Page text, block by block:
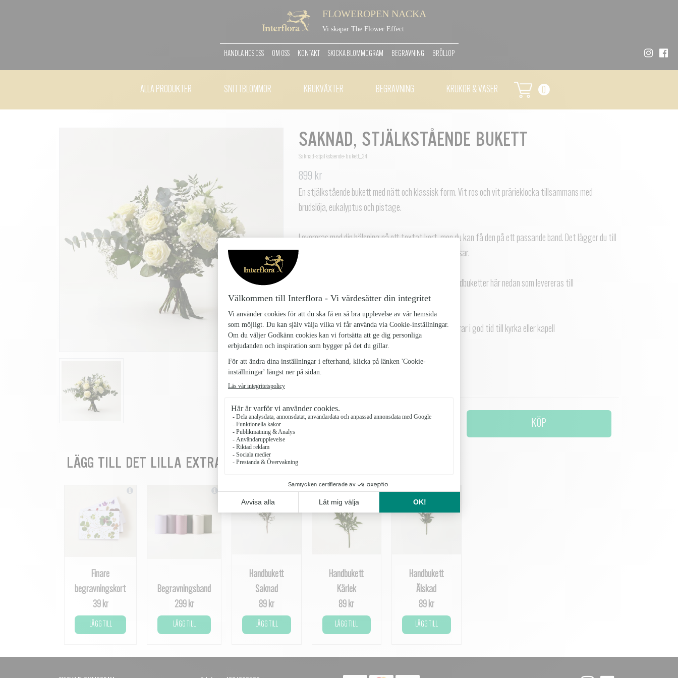
FLOWEROPEN NACKA
Vi skapar The Flower Effect
HANDLA HOS OSS OM OSS KONTAKT SKICKA BLOMMOGRAM BEGRAVNING BRÖLLOP
ALLA PRODUKTER SNITTBLOMMOR KRUKVÄXTER BEGRAVNING KRUKOR & VASER 0
SAKNAD, STJÄLKSTÅENDE BUKETT
Saknad-stjalkstaende-bukett_34
899 kr
En stjälkstående bukett med nätt och klassisk form. Vit ros och vit prärieklocka tillsammans med
brudslöja, eukalyptus och pistage.
Levereras med din hälsning på ett textat kort, men du kan få den på ett passande band. Det lägger du till
som tillval här nedan och butiken väljer färg som passar.
Om du närvarar på begravningen, kan du beställa handbuketter här nedan som levereras till
begravningsplatsen.
Beställ senast 2 dagar innan begravningen. Vi levererar i god tid till kyrka eller kapell
Antal
KÖP
LÄGG TILL DET LILLA EXTRA
Finare
begravningskort
39 kr
LÄGG TILL
Begravningsband
299 kr
LÄGG TILL
Handbukett
Saknad
89 kr
LÄGG TILL
Handbukett
Kärlek
89 kr
LÄGG TILL
Handbukett
Älskad
89 kr
LÄGG TILL